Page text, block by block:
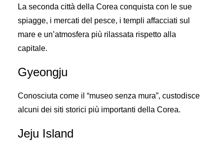
La seconda città della Corea conquista con le sue
spiagge, i mercati del pesce, i templi affacciati sul
mare e un’atmosfera più rilassata rispetto alla
capitale.
Gyeongju
Conosciuta come il “museo senza mura”, custodisce
alcuni dei siti storici più importanti della Corea.
Jeju Island